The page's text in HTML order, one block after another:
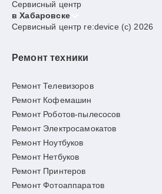
Сервисный центр
в Хабаровске
Сервисный центр re:device (c) 2026
Ремонт техники
Ремонт Телевизоров
Ремонт Кофемашин
Ремонт Роботов-пылесосов
Ремонт Электросамокатов
Ремонт Ноутбуков
Ремонт Нетбуков
Ремонт Принтеров
Ремонт Фотоаппаратов